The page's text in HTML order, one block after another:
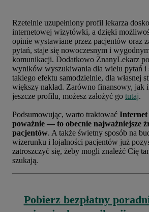
Rzetelnie uzupełniony profil lekarza
internetowej wizytówki, a dzięki
opinie wystawiane przez pacjentów oraz
pytań, staje się nowoczesnym i
komunikacji. Dodatkowo ZnanyLekarz
wyników wyszukiwania dla wielu pytań i
takiego efektu samodzielnie, dla własnej
większy nakład. Zarówno finansowy, jak
jeszcze profilu, możesz założyć go tutaj.
Podsumowując, warto traktować Internet
poważnie — to obecnie najważniejsze
pacjentów. A także świetny sposób na
wizerunku i lojalności pacjentów już
zatroszczyć się, żeby mogli znaleźć Cię
szukają.
Pobierz bezpłatny